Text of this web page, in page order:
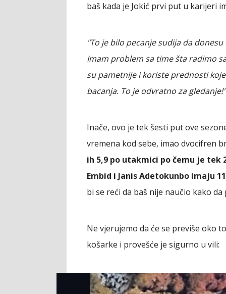
baš kada je Jokić prvi put u karijeri
"To je bilo pecanje sudija da
Imam problem sa time šta radimo
su pametnije i koriste prednosti
bacanja. To je odvratno za
Inače, ovo je tek šesti put ove
vremena kod sebe, imao dvocifren
ih 5,9 po utakmici po čemu je tek
Embid i Janis Adetokunbo imaju
bi se reći da baš nije naučio kako
Ne vjerujemo da će se previše oko
košarke i provešće je sigurno u vili: